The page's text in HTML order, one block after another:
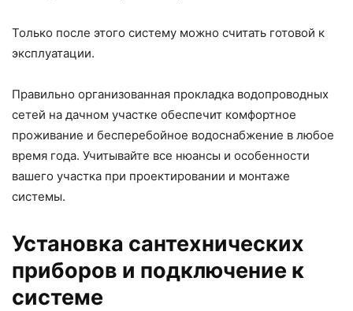
Только после этого систему можно считать готовой к
эксплуатации.
Правильно организованная прокладка водопроводных
сетей на дачном участке обеспечит комфортное
проживание и бесперебойное водоснабжение в любое
время года. Учитывайте все нюансы и особенности
вашего участка при проектировании и монтаже
системы.
Установка сантехнических
приборов и подключение к
системе